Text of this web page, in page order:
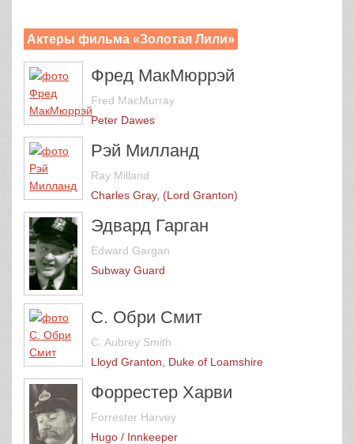
Актеры фильма «Золотая Лили»
Фред МакМюррэй
Fred MacMurray
Peter Dawes
Рэй Милланд
Ray Milland
Charles Gray, (Lord Granton)
Эдвард Гарган
Edward Gargan
Subway Guard
С. Обри Смит
C. Aubrey Smith
Lloyd Granton, Duke of Loamshire
Форрестер Харви
Forrester Harvey
Hugo / Innkeeper